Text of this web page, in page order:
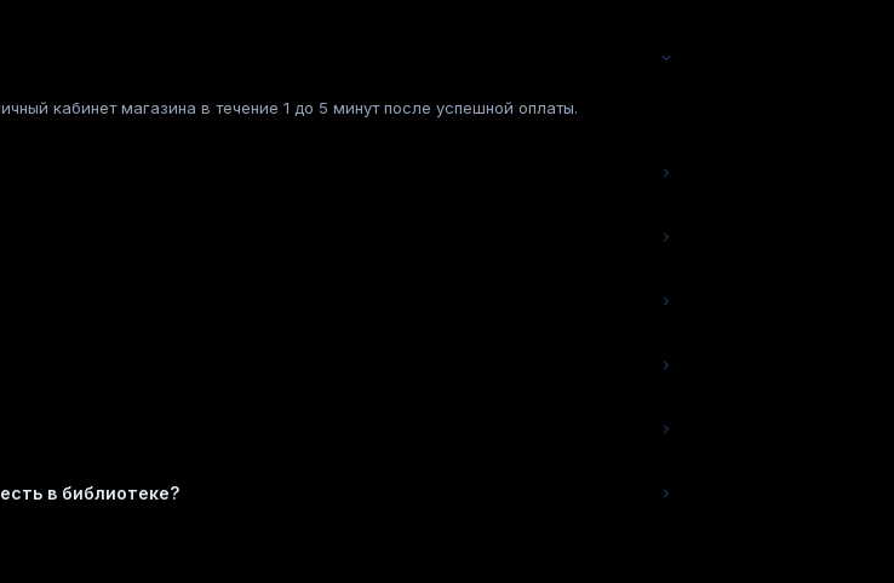
кабинет магазина в течение 1 до 5 минут после успешной оплаты.
в библиотеке?